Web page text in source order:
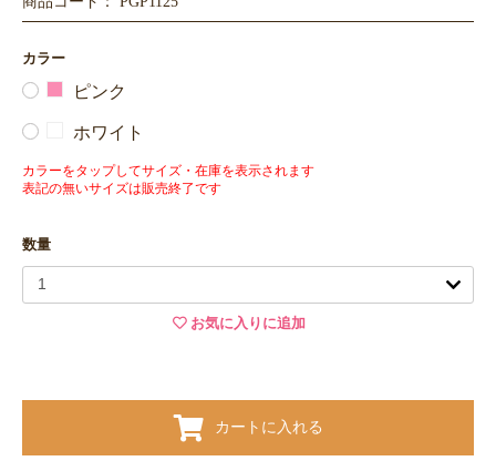
カラー
ピンク
ホワイト
カラーをタップしてサイズ・在庫を表示されます
表記の無いサイズは販売終了です
数量
お気に入りに追加
カートに入れる